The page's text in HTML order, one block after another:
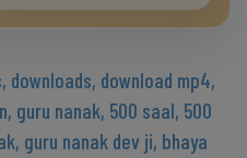
download mp4,
guru nanak, 500 saal, 500
guru nanak dev ji, bhaya